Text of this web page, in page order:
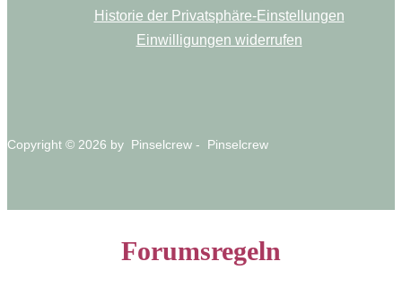
Historie der Privatsphäre-Einstellungen
Einwilligungen widerrufen
Copyright © 2026 by Pinselcrew - Pinselcrew
Forumsregeln